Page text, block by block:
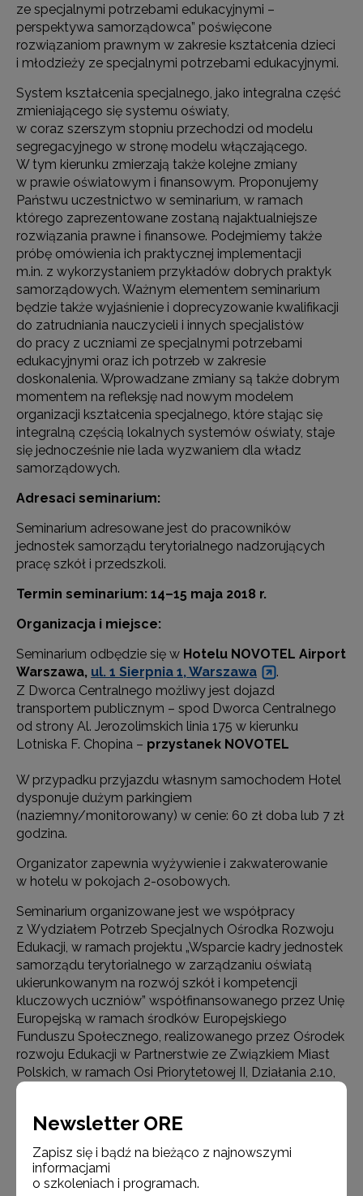
ze specjalnymi potrzebami edukacyjnymi –
perspektywa samorządowca” poświęcone
rozwiązaniom prawnym w zakresie kształcenia dzieci
i młodzieży ze specjalnymi potrzebami edukacyjnymi.
System kształcenia specjalnego, jako integralna część
zmieniającego się systemu oświaty,
w coraz szerszym stopniu przechodzi od modelu
segregacyjnego w stronę modelu włączającego.
W tym kierunku zmierzają także kolejne zmiany
w prawie oświatowym i finansowym. Proponujemy
Państwu uczestnictwo w seminarium, w ramach
którego zaprezentowane zostaną najaktualniejsze
rozwiązania prawne i finansowe. Podejmiemy także
próbę omówienia ich praktycznej implementacji
m.in. z wykorzystaniem przykładów dobrych praktyk
samorządowych. Ważnym elementem seminarium
będzie także wyjaśnienie i doprecyzowanie kwalifikacji
do zatrudniania nauczycieli i innych specjalistów
do pracy z uczniami ze specjalnymi potrzebami
edukacyjnymi oraz ich potrzeb w zakresie
doskonalenia. Wprowadzane zmiany są także dobrym
momentem na refleksję nad nowym modelem
organizacji kształcenia specjalnego, które stając się
integralną częścią lokalnych systemów oświaty, staje
się jednocześnie nie lada wyzwaniem dla władz
samorządowych.
Adresaci seminarium:
Seminarium adresowane jest do pracowników
jednostek samorządu terytorialnego nadzorujących
pracę szkół i przedszkoli.
Termin seminarium: 14–15 maja 2018 r.
Organizacja i miejsce:
Seminarium odbędzie się w Hotelu NOVOTEL Airport
Warszawa, ul. 1 Sierpnia 1, Warszawa
.
Z Dworca Centralnego możliwy jest dojazd
transportem publicznym – spod Dworca Centralnego
od strony Al. Jerozolimskich linia 175 w kierunku
Lotniska F. Chopina – przystanek NOVOTEL
W przypadku przyjazdu własnym samochodem Hotel
dysponuje dużym parkingiem
(naziemny/monitorowany) w cenie: 60 zł doba lub 7 zł
godzina.
Organizator zapewnia wyżywienie i zakwaterowanie
w hotelu w pokojach 2-osobowych.
Seminarium organizowane jest we współpracy
z Wydziałem Potrzeb Specjalnych Ośrodka Rozwoju
Edukacji, w ramach projektu „Wsparcie kadry jednostek
samorządu terytorialnego w zarządzaniu oświatą
ukierunkowanym na rozwój szkół i kompetencji
kluczowych uczniów” współfinansowanego przez Unię
Europejską w ramach środków Europejskiego
Funduszu Społecznego, realizowanego przez Ośrodek
rozwoju Edukacji w Partnerstwie ze Związkiem Miast
Polskich, w ramach Osi Priorytetowej II, Działania 2.10,
Program Operacyjny WIEDZA – EDUKACJA –
Rekrutacja na seminarium
Newsletter ORE
Zapisz się i bądź na bieżąco z najnowszymi
informacjami
o szkoleniach i programach.